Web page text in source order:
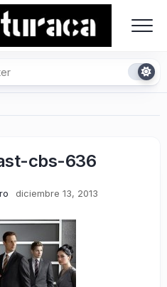
cbs-636
diciembre 13, 2013